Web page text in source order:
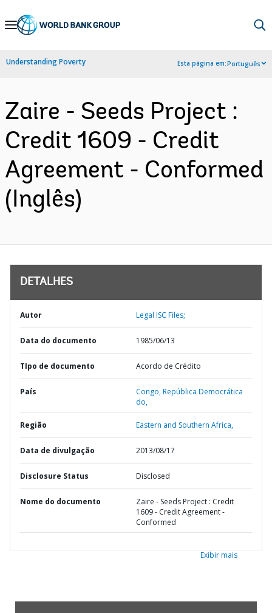
Skip
Navigation
Understanding Poverty Esta página em:Português
Zaire - Seeds Project :
Credit 1609 - Credit
Agreement - Conformed
(Inglês)
DETALHES
Autor Legal ISC Files;
Data do documento 1985/06/13
TIpo de documento Acordo de Crédito
País Congo,República Democrática
do,
Região Eastern and Southern Africa,
Data de divulgação 2013/08/17
Disclosure Status Disclosed
Nome do documento
Zaire - Seeds Project : Credit
1609 - Credit Agreement -
Conformed
Exibir mais